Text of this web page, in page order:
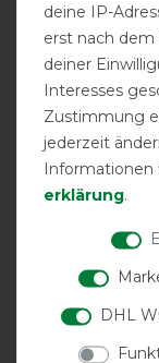
Neutral
Klasse Ware
deine IP-
erst nach
deiner
Interesses
Zustimmung
jederzeit
Informationen
erklärung.
DHL